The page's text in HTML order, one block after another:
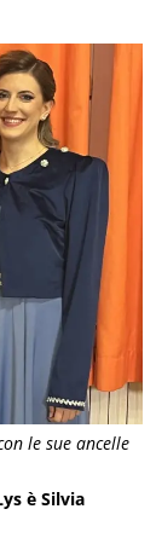
le sue ancelle
è Silvia